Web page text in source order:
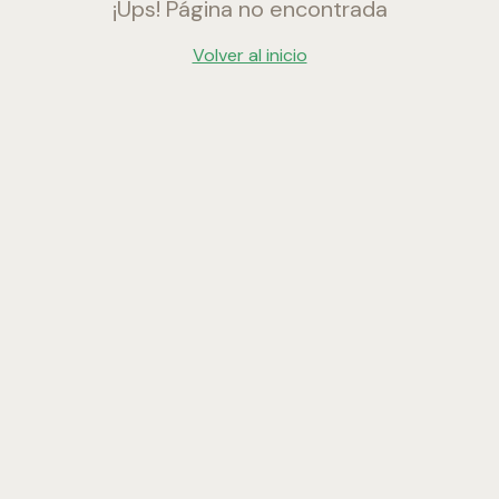
¡Ups! Página no encontrada
Volver al inicio